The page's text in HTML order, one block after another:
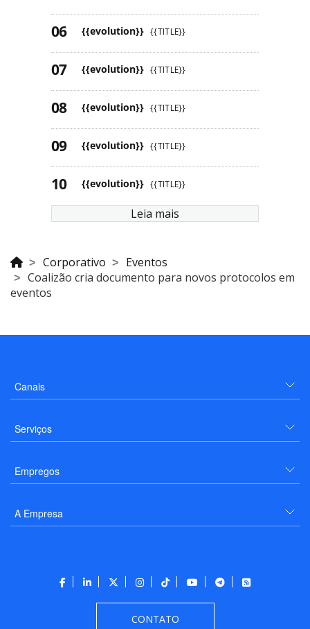
{{evolution}} {{TITLE}}
{{evolution}} {{TITLE}}
{{evolution}} {{TITLE}}
{{evolution}} {{TITLE}}
{{evolution}} {{TITLE}}
Leia mais
Corporativo
Eventos
Coalizão cria documento para novos protocolos em
eventos
Canais
Serviços
Empregos
A Empresa
CONTATO